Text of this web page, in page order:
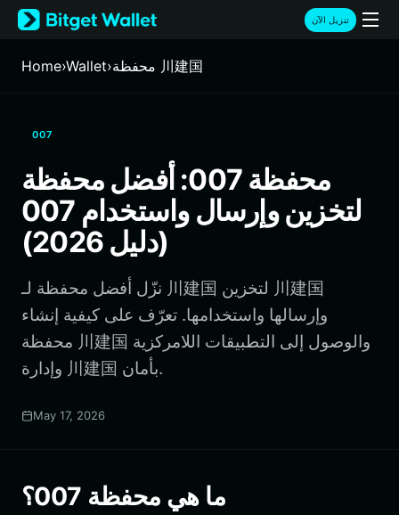
English
日本語
Русский
Italiano
Deutsch
简体中文
繁體中文
Português (Portugal)
ภาษาไทย
हिन्दी
Español
Português (Brasil)
تنزيل الآن
Home›Wallet› محفظة 川建国
007
محفظة 007: أفضل محفظة
لتخزين وإرسال واستخدام 007
(دليل 2026)
نزّل أفضل محفظة لـ 川建国 لتخزين 川建国
وإرسالها واستخدامها. تعرّف على كيفية إنشاء
محفظة 川建国 والوصول إلى التطبيقات اللامركزية
وإدارة 川建国 بأمان.
May 17, 2026
ما هي محفظة 007؟